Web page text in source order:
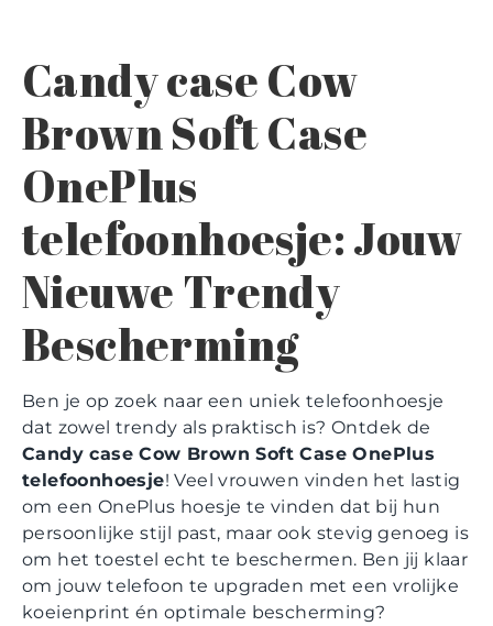
Candy case Cow
Brown Soft Case
OnePlus
telefoonhoesje: Jouw
Nieuwe Trendy
Bescherming
Ben je op zoek naar een uniek telefoonhoesje
dat zowel trendy als praktisch is? Ontdek de
Candy case Cow Brown Soft Case OnePlus
telefoonhoesje! Veel vrouwen vinden het lastig
om een OnePlus hoesje te vinden dat bij hun
persoonlijke stijl past, maar ook stevig genoeg is
om het toestel echt te beschermen. Ben jij klaar
om jouw telefoon te upgraden met een vrolijke
koeienprint én optimale bescherming?